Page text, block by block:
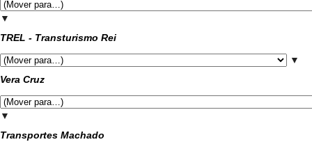
▼
TREL - Transturismo Rei
▼
Vera Cruz
▼
Transportes Machado